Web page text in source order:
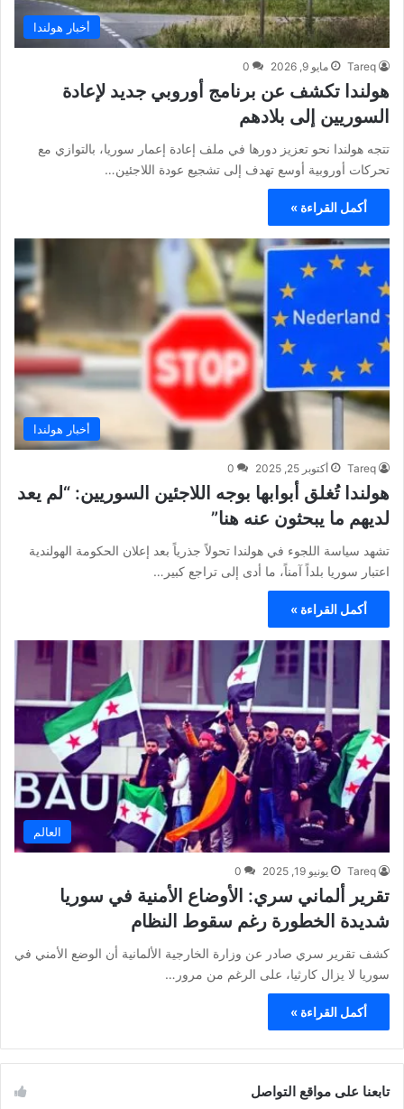
أخبار هولندا
Tareq مايو 9, 2026 0
هولندا تكشف عن برنامج أوروبي جديد لإعادة
السوريين إلى بلادهم
تتجه هولندا نحو تعزيز دورها في ملف إعادة إعمار سوريا، بالتوازي مع
تحركات أوروبية أوسع تهدف إلى تشجيع عودة اللاجئين…
أكمل القراءة »
أخبار هولندا
Tareq أكتوبر 25, 2025 0
هولندا تُغلق أبوابها بوجه اللاجئين السوريين: “لم يعد
لديهم ما يبحثون عنه هنا”
تشهد سياسة اللجوء في هولندا تحولاً جذرياً بعد إعلان الحكومة الهولندية
اعتبار سوريا بلداً آمناً، ما أدى إلى تراجع كبير…
أكمل القراءة »
العالم
Tareq يونيو 19, 2025 0
تقرير ألماني سري: الأوضاع الأمنية في سوريا
شديدة الخطورة رغم سقوط النظام
كشف تقرير سري صادر عن وزارة الخارجية الألمانية أن الوضع الأمني في
سوريا لا يزال كارثيا، على الرغم من مرور…
أكمل القراءة »
تابعنا على مواقع التواصل